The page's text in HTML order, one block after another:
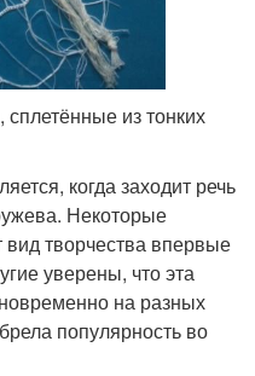
из тонких
когда заходит речь
Некоторые
вид творчества впервые
уверены, что эта
на разных
популярность во